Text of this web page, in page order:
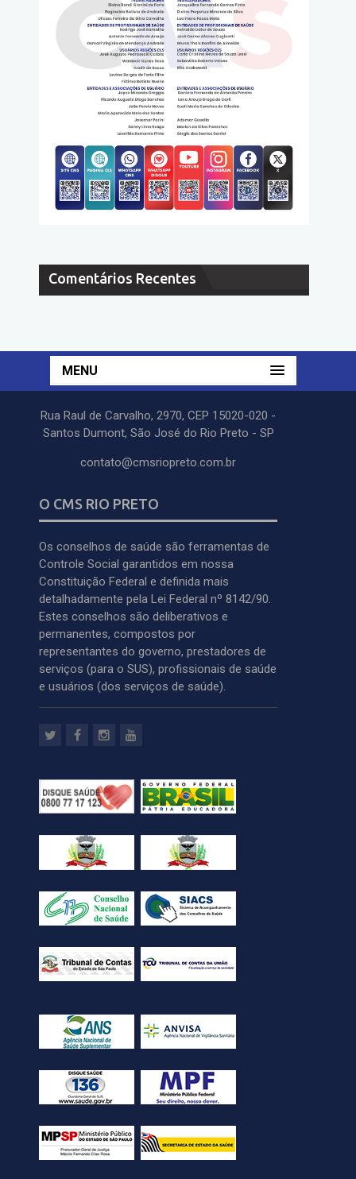
Comentários Recentes
MENU
Rua Raul de Carvalho, 2970, CEP 15020-020 -
Santos Dumont, São José do Rio Preto - SP
contato@cmsriopreto.com.br
O CMS RIO PRETO
Os conselhos de saúde são ferramentas de
Controle Social garantidos em nossa
Constituição Federal e definida mais
detalhadamente pela Lei Federal nº 8142/90.
Estes conselhos são deliberativos e
permanentes, compostos por
representantes do governo, prestadores de
serviços (para o SUS), profissionais de saúde
e usuários (dos serviços de saúde).